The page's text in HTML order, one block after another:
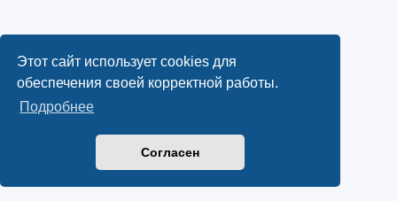
Этот сайт использует cookies для
обеспечения своей корректной работы.
Подробнее
Согласен